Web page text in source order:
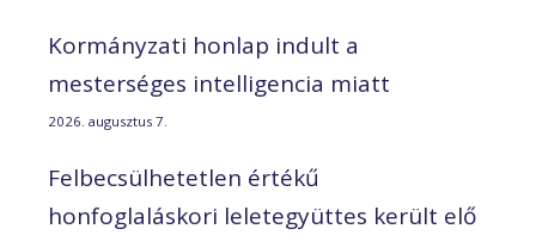
Kormányzati honlap indult a
mesterséges intelligencia miatt
2026. augusztus 7.
Felbecsülhetetlen értékű
honfoglaláskori leletegyüttes került elő